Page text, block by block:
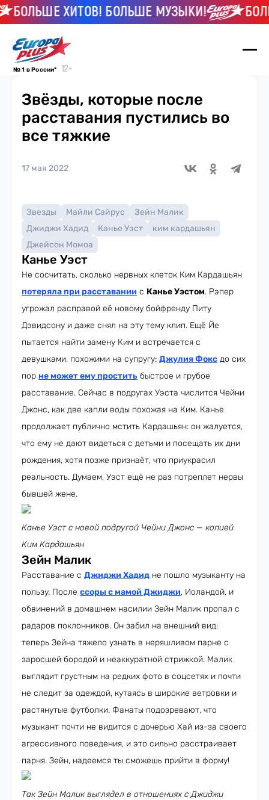
ХИТОВ! БОЛЬШЕ МУЗЫКИ! БОЛЬШЕ
№ 1 в России*
Звёзды, которые после
расставания пустились во
все тяжкие
17 мая 2022
Звезды Майли Сайрус
Зейн Малик
Джиджи Хадид
Канье Уэст
ким кардашьян
Джейсон Момоа
Канье Уэст
Не сосчитать, сколько нервных клеток Ким Кардашьян
потеряла при расставании с Канье Уэстом. Рэпер
угрожал расправой её новому бойфренду Питу
Дэвидсону и даже снял на эту тему клип. Ещё Йе
пытается найти замену Ким и встречается с
девушками, похожими на супругу: Джулия Фокс до сих
пор не может ему простить быстрое и грубое
расставание. Сейчас в подругах Уэста числится Чейни
Джонс, как две капли воды похожая на Ким. Канье
продолжает публично мстить Кардашьян: он жалуется,
что ему не дают видеться с детьми и посещать их дни
рождения, хотя позже признаёт, что приукрасил
реальность. Думаем, Уэст ещё не раз потреплет нервы
бывшей жене.
Канье Уэст с новой подругой Чейни Джонс — копией
Ким Кардашьян
Зейн Малик
Расставание с Джиджи Хадид не пошло музыканту на
пользу. После ссоры с мамой Джиджи, Иоландой, и
обвинений в домашнем насилии Зейн Малик пропал с
радаров поклонников. Он забил на внешний вид:
теперь Зейна тяжело узнать в неряшливом парне с
заросшей бородой и неаккуратной стрижкой. Малик
выглядит грустным на редких фото в соцсетях и почти
не следит за одеждой, кутаясь в широкие ветровки и
растянутые футболки. Фанаты подозревают, что
музыкант почти не видится с дочерью Хай из-за своего
агрессивного поведения, и это сильно расстраивает
парня. Зейн, надеемся ты сможешь прийти в форму!
Так Зейн Малик выглядел в отношениях с Джиджи